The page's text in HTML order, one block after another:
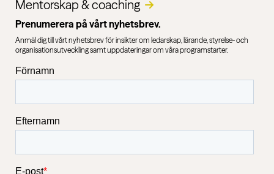
Mentorskap & coaching
Prenumerera på vårt nyhetsbrev.
Anmäl dig till vårt nyhetsbrev för insikter om ledarskap, lärande, styrelse- och
organisationsutveckling samt uppdateringar om våra programstarter.